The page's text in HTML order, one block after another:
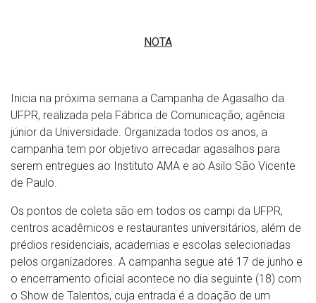
NOTA
Inicia na próxima semana a Campanha de Agasalho da
UFPR, realizada pela Fábrica de Comunicação, agência
júnior da Universidade. Organizada todos os anos, a
campanha tem por objetivo arrecadar agasalhos para
serem entregues ao Instituto AMA e ao Asilo São Vicente
de Paulo.
Os pontos de coleta são em todos os campi da UFPR,
centros acadêmicos e restaurantes universitários, além de
prédios residenciais, academias e escolas selecionadas
pelos organizadores. A campanha segue até 17 de junho e
o encerramento oficial acontece no dia seguinte (18) com
o Show de Talentos, cuja entrada é a doação de um